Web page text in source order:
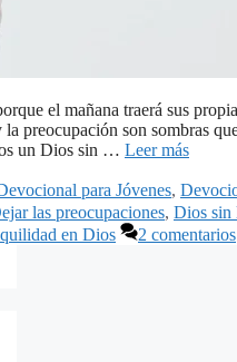
el mañana traerá sus
preocupación son sombras
un Dios sin … Leer más
para Jóvenes,
las preocupaciones, Dios sin
en Dios
2 comentarios